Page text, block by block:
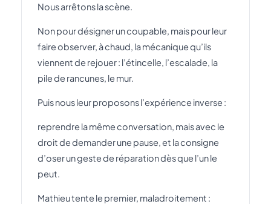
Nous arrêtons la scène.
Non pour désigner un coupable, mais pour leur
faire observer, à chaud, la mécanique qu’ils
viennent de rejouer : l’étincelle, l’escalade, la
pile de rancunes, le mur.
Puis nous leur proposons l’expérience inverse :
reprendre la même conversation, mais avec le
droit de demander une pause, et la consigne
d’oser un geste de réparation dès que l’un le
peut.
Mathieu tente le premier, maladroitement :